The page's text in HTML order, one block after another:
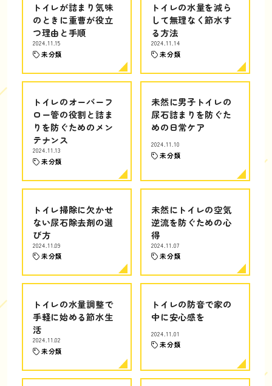
トイレが詰まり気味
のときに重曹が役立
つ理由と手順
2024.11.15
未分類
トイレの水量を減ら
して無理なく節水す
る方法
2024.11.14
未分類
トイレのオーバーフ
ロー管の役割と詰ま
りを防ぐためのメン
テナンス
2024.11.13
未分類
未然に男子トイレの
尿石詰まりを防ぐた
めの日常ケア
2024.11.10
未分類
トイレ掃除に欠かせ
ない尿石除去剤の選
び方
2024.11.09
未分類
未然にトイレの空気
逆流を防ぐための心
得
2024.11.07
未分類
トイレの水量調整で
手軽に始める節水生
活
2024.11.02
未分類
トイレの防音で家の
中に安心感を
2024.11.01
未分類